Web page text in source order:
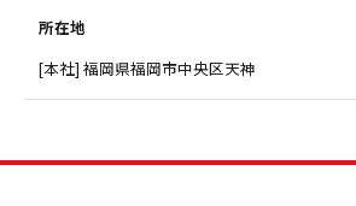
所在地
[本社] 福岡県福岡市中央区天神